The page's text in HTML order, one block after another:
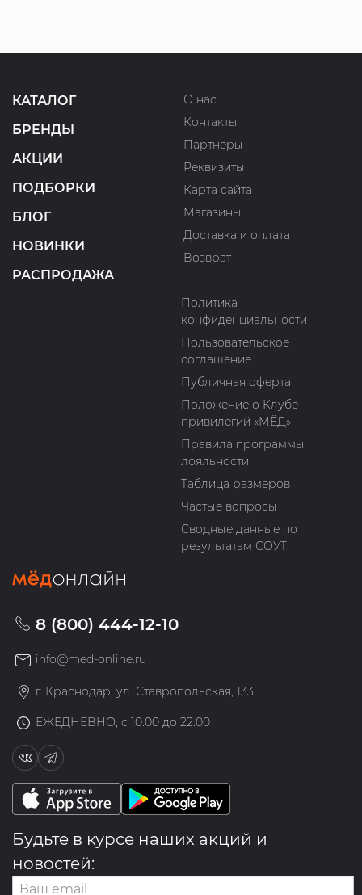
КАТАЛОГ
БРЕНДЫ
АКЦИИ
ПОДБОРКИ
БЛОГ
НОВИНКИ
РАСПРОДАЖА
О нас
Контакты
Партнеры
Реквизиты
Карта сайта
Магазины
Доставка и оплата
Возврат
Политика
конфиденциальности
Пользовательское
соглашение
Публичная оферта
Положение о Клубе
привилегий «МЁД»
Правила программы
лояльности
Таблица размеров
Частые вопросы
Сводные данные по
результатам СОУТ
8 (800) 444-12-10
info@med-online.ru
г. Краснодар, ул. Ставропольская, 133
ЕЖЕДНЕВНО, с 10:00 до 22:00
Будьте в курсе наших акций и
новостей: